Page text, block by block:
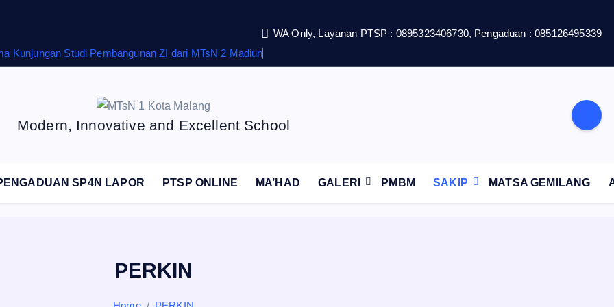
Kunjungan Studi Pembangunan ZI dari MTsN 2 Madiun
WA Only, Layanan PTSP : 0895323406730, Pengaduan : 085126495339
Modern, Innovative and Excellent School
SP4N LAPOR PTSP ONLINE MA’HAD GALERI PMBM SAKIP MATSA GEMILANG
PERKIN